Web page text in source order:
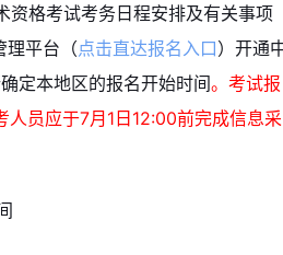
格考试考务日程安排及有关事项
理平台（点击直达报名入口）开通
定本地区的报名开始时间。考试报
员应于7月1日12:00前完成信息采